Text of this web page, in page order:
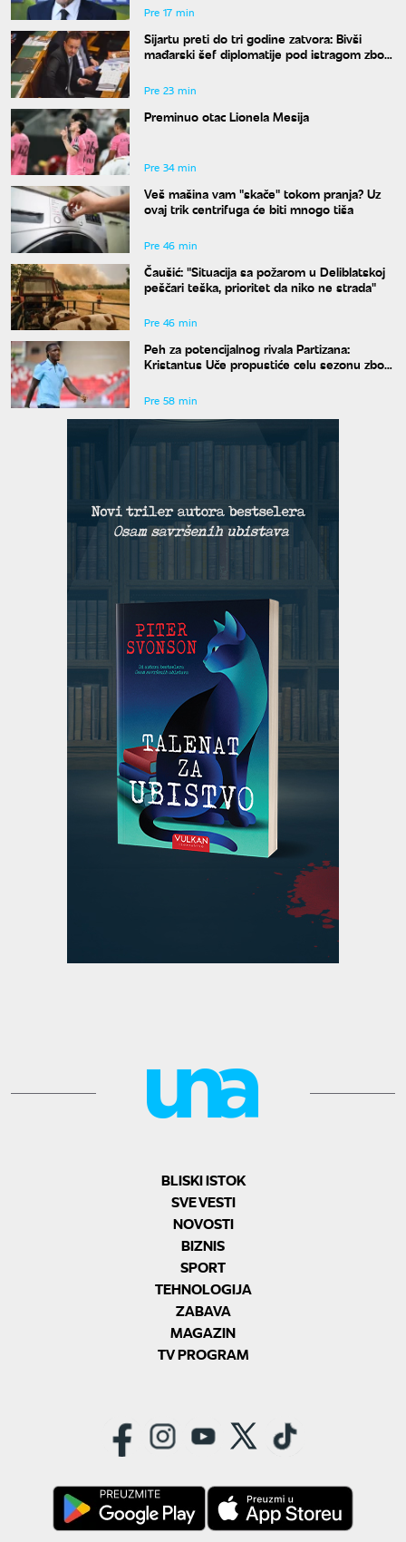
Pre 17 min
Sijartu preti do tri godine zatvora: Bivši
mađarski šef diplomatije pod istragom zbog
Pre 23 min
Preminuo otac Lionela Mesija
Pre 34 min
Veš mašina vam "skače" tokom pranja? Uz
ovaj trik centrifuga će biti mnogo tiša
Pre 46 min
Čaušić: "Situacija sa požarom u Deliblatskoj
peščari teška, prioritet da niko ne strada"
Pre 46 min
Peh za potencijalnog rivala Partizana:
Kristantus Uče propustiće celu sezonu zbog
Pre 58 min
BLISKI ISTOK
SVE VESTI
NOVOSTI
BIZNIS
SPORT
TEHNOLOGIJA
ZABAVA
MAGAZIN
TV PROGRAM